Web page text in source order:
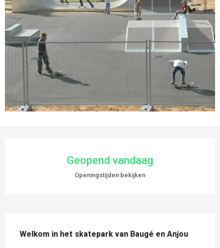
Geopend vandaag
Openingstijden bekijken
Welkom in het skatepark van Baugé en Anjou